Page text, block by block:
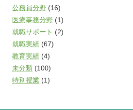
公務員分野 (16)
医療事務分野 (1)
就職サポート (2)
就職実績 (67)
教育実績 (4)
未分類 (100)
特別授業 (1)